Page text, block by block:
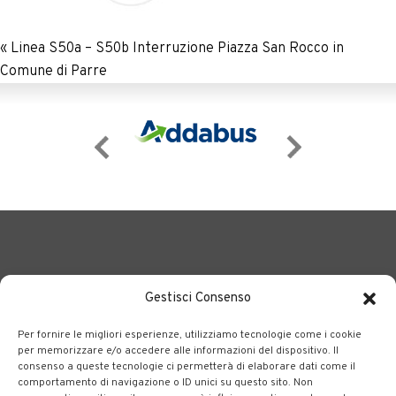
Gestisci Consenso
Per fornire le migliori esperienze, utilizziamo tecnologie come i cookie
per memorizzare e/o accedere alle informazioni del dispositivo. Il
consenso a queste tecnologie ci permetterà di elaborare dati come il
comportamento di navigazione o ID unici su questo sito. Non
« Linea S50a – S50b Interruzione Piazza San Rocco in
Comune di Parre
BERGAMO TRASPORTI portale delle tre società Consortili
dedite al trasporto pubblico locale su tutto il territorio
bergamasco.